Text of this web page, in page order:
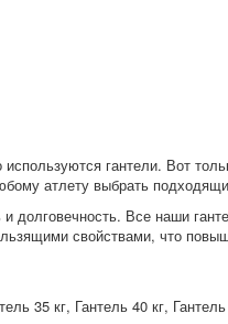
гантели. Вот
атлету выбрать
долговечность. Все наши
свойствами, что
35 кг, Гантель 40 кг,